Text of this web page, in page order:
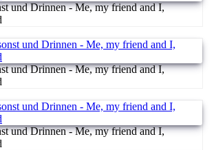
und Drinnen - Me, my friend and I,
und Drinnen - Me, my friend and I,
und Drinnen - Me, my friend and I,